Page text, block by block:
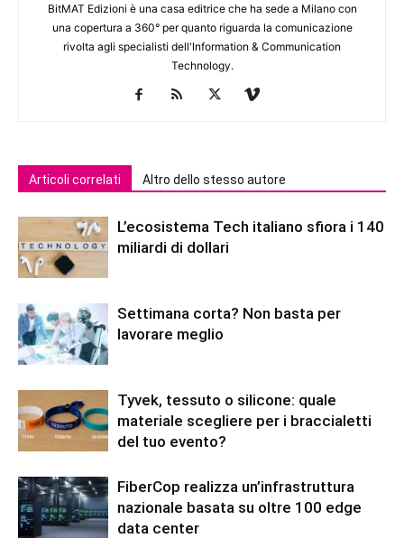
BitMAT Edizioni è una casa editrice che ha sede a Milano con
una copertura a 360° per quanto riguarda la comunicazione
rivolta agli specialisti dell'lnformation & Communication
Technology.
Articoli correlati Altro dello stesso autore
L’ecosistema Tech italiano sfiora i 140
miliardi di dollari
Settimana corta? Non basta per
lavorare meglio
Tyvek, tessuto o silicone: quale
materiale scegliere per i braccialetti
del tuo evento?
FiberCop realizza un’infrastruttura
nazionale basata su oltre 100 edge
data center